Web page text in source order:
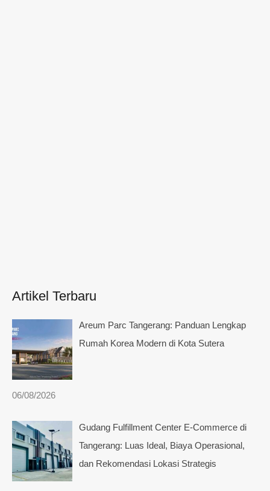
Artikel Terbaru
Areum Parc Tangerang: Panduan Lengkap
Rumah Korea Modern di Kota Sutera
06/08/2026
Gudang Fulfillment Center E-Commerce di
Tangerang: Luas Ideal, Biaya Operasional,
dan Rekomendasi Lokasi Strategis